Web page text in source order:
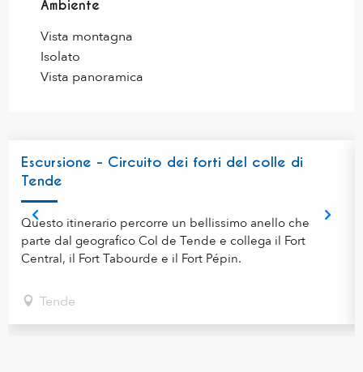
Ambiente
Ambiente
Vista montagna
Isolato
Vista panoramica
Escursione - Circuito dei forti del colle di
Tende
Questo itinerario percorre un bellissimo anello che
parte dal geografico Col de Tende e collega il Fort
Central, il Fort Tabourde e il Fort Pépin.
Tende